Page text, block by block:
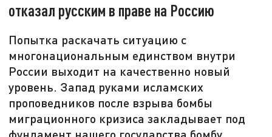
отказал русским в праве на Россию
Попытка раскачать ситуацию с
многонациональным единством внутри
России выходит на качественно новый
уровень. Запад руками исламских
проповедников после взрыва бомбы
миграционного кризиса закладывает под
фундамент нашего государства бомбу